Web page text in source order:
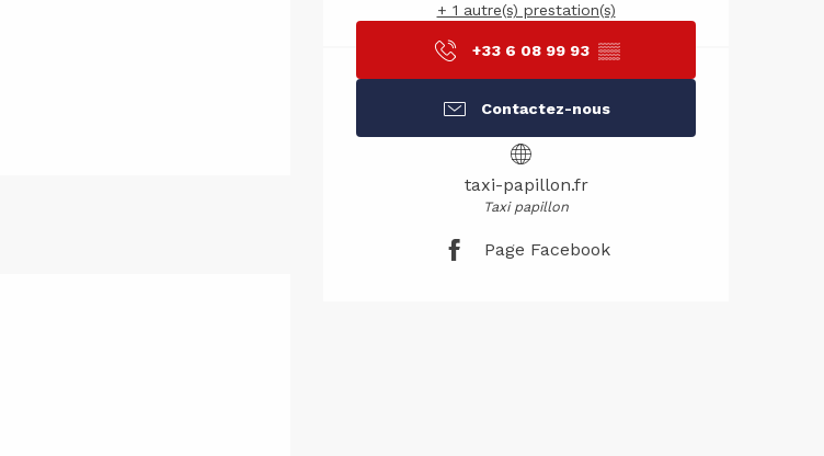
+ 1 autre(s) prestation(s)
+33 6 08 99 93 ▒▒
Contactez-nous
taxi-papillon.fr
Taxi papillon
Page Facebook